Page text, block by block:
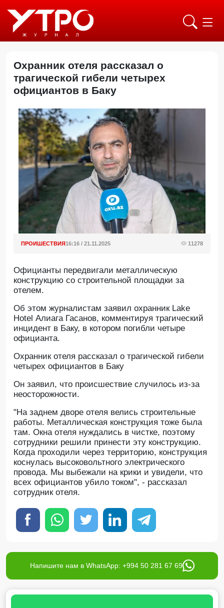
Охранник отеля рассказал о
трагической гибели четырех
официантов в Баку
ПРОИШЕСТВИЯ16:16 / 21.11.2025 11278
Официанты передвигали металлическую
конструкцию со строительной площадки за
отелем.
Oб этом журналистам заявил охранник Lake
Hotel Алиага Гасанов, комментируя трагический
инцидент в Баку, в котором погибли четыре
официанта.
Охранник отеля рассказал о трагической гибели
четырех официантов в Баку
Он заявил, что происшествие случилось из-за
неосторожности.
"На заднем дворе отеля велись строительные
работы. Металлическая конструкция тоже была
там. Окна отеля нуждались в чистке, поэтому
сотрудники решили принести эту конструкцию.
Когда проходили через территорию, конструкция
коснулась высоковольтного электрического
провода. Мы выбежали на крики и увидели, что
всех официантов убило током", - рассказал
сотрудник отеля.
Напишите нам в WhatsApp: +994 50 281 67 69